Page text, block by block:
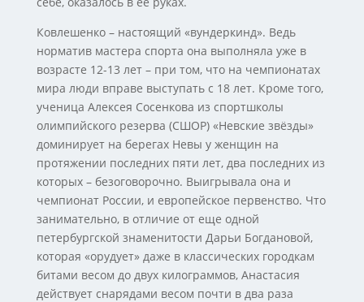
Ковлешенко – настоящий «вундеркинд». Ведь
норматив мастера спорта она выполняла уже в
возрасте 12-13 лет – при том, что на чемпионатах
мира люди вправе выступать с 18 лет. Кроме того,
ученица Алексея Сосенкова из спортшколы
олимпийского резерва (СШОР) «Невские звёзды»
доминирует на берегах Невы у женщин на
протяжении последних пяти лет, два последних из
которых – безоговорочно. Выигрывала она и
чемпионат России, и европейское первенство. Что
занимательно, в отличие от еще одной
петербургской знаменитости Дарьи Богдановой,
которая «орудует» даже в классических городкам
битами весом до двух килограммов, Анастасия
действует снарядами весом почти в два раза